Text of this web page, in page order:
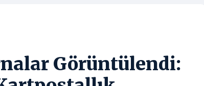
Görüntülendi: